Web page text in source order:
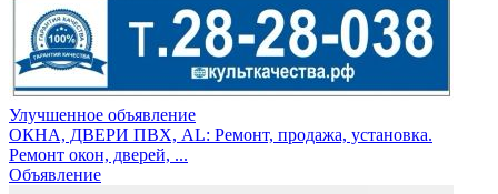
Улучшенное объявление
ОКНА, ДВЕРИ ПВХ, AL: Ремонт, продажа, установка.
Ремонт окон, дверей, ...
Объявление